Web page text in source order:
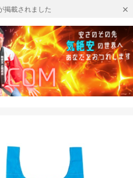
掲載されました